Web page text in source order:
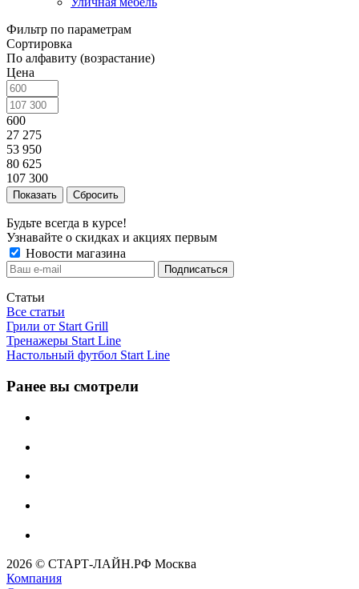
Фильтр по параметрам
Сортировка
По алфавиту (возрастание)
Цена
600
27 275
53 950
80 625
107 300
Сбросить
Будьте всегда в курсе!
Узнавайте о скидках и акциях первым
Новости магазина
Статьи
Все статьи
Грили от Start Grill
Тренажеры Start Line
Настольный футбол Start Line
Ранее вы смотрели
2026 © СТАРТ-ЛАЙН.РФ Москва
Компания